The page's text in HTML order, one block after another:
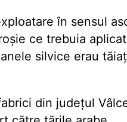
în sensul
ce trebuia
silvice erau
din județul